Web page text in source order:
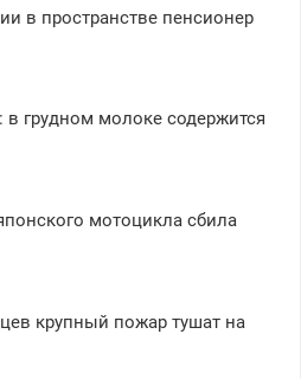
в пространстве пенсионер
в грудном молоке содержится
мотоцикла сбила
крупный пожар тушат на